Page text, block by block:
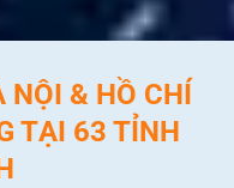
NỘI & HỒ CHÍ
TẠI 63 TỈNH